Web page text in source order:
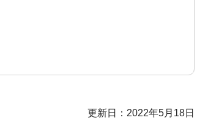
更新日：2022年5月18日